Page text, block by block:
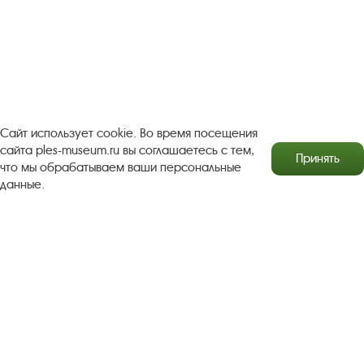
Турфирмам Документы Застройщикам
Антикоррупционная деятельность
Сайт использует cookie. Во время посещения
сайта ples-museum.ru вы соглашаетесь с тем,
что мы обрабатываем ваши персональные
данные.
Принять